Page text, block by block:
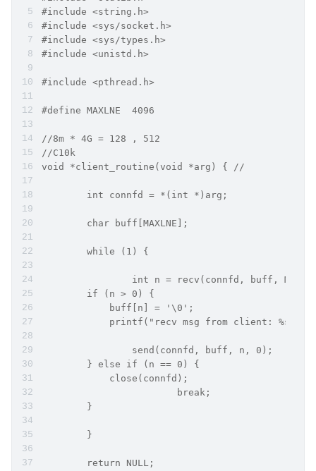
#include <string.h>
#include <sys/socket.h>
#include <sys/types.h>
#include <unistd.h>
#include <pthread.h>
#define MAXLNE  4096
//8m * 4G = 128 , 512
//C10k
void *client_routine(void *arg) { //
	int connfd = *(int *)arg;
	char buff[MAXLNE];
	while (1) {
int n = recv(connfd, buff,
        if (n > 0) {
            buff[n] = '\0';
printf("recv msg from client: %s\n",
	    	send(connfd, buff, n, 0);
        } else if (n == 0) {
            close(connfd);
			break;
        }
	}
	return NULL;